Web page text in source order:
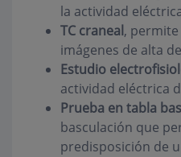
la actividad
TC craneal,
imágenes de alta
Estudio
actividad eléctrica
Prueba en tabla
basculación que
predisposición de